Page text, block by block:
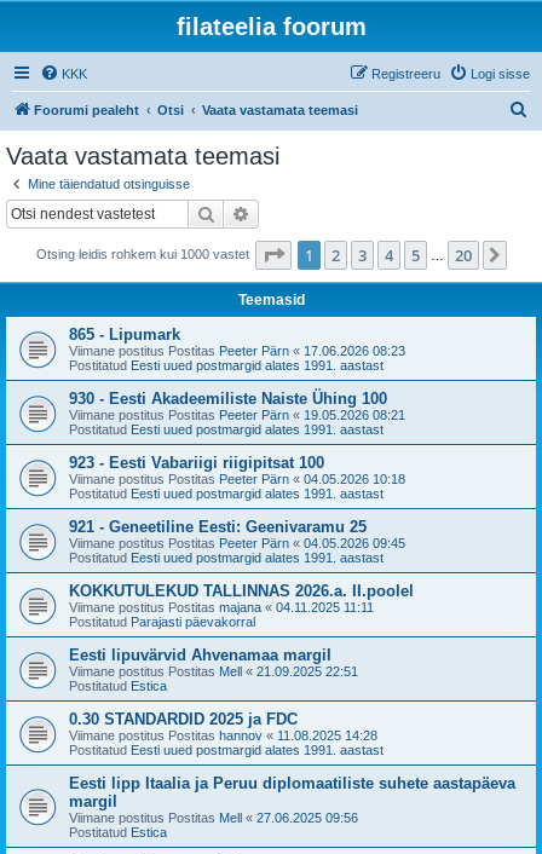
filateelia foorum
KKK Logi sisse
Registreeru
Foorumi pealeht Otsi Vaata vastamata teemasi
Vaata vastamata teemasi
Mine täiendatud otsinguisse
Otsi
Otsing leidis rohkem kui 1000 vastet 1 . leht20 -st
1 2 3 4 5 20
Teemasid
865 - Lipumark
Viimane postitus Postitas Peeter Pärn « 17.06.2026 08:23
Postitatud Eesti uued postmargid alates 1991. aastast
930 - Eesti Akadeemiliste Naiste Ühing 100
Viimane postitus Postitas Peeter Pärn « 19.05.2026 08:21
Postitatud Eesti uued postmargid alates 1991. aastast
923 - Eesti Vabariigi riigipitsat 100
Viimane postitus Postitas Peeter Pärn « 04.05.2026 10:18
Postitatud Eesti uued postmargid alates 1991. aastast
921 - Geneetiline Eesti: Geenivaramu 25
Viimane postitus Postitas Peeter Pärn « 04.05.2026 09:45
Postitatud Eesti uued postmargid alates 1991. aastast
KOKKUTULEKUD TALLINNAS 2026.a. II.poolel
Viimane postitus Postitas majana « 04.11.2025 11:11
Postitatud Parajasti päevakorral
Eesti lipuvärvid Ahvenamaa margil
Viimane postitus Postitas Mell « 21.09.2025 22:51
Postitatud Estica
0.30 STANDARDID 2025 ja FDC
Viimane postitus Postitas hannov « 11.08.2025 14:28
Postitatud Eesti uued postmargid alates 1991. aastast
Eesti lipp Itaalia ja Peruu diplomaatiliste suhete aastapäeva
margil
Viimane postitus Postitas Mell « 27.06.2025 09:56
Postitatud Estica